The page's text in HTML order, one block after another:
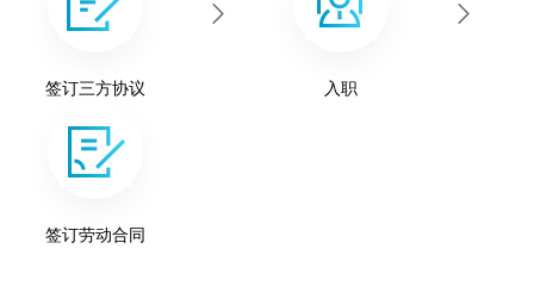
签订三方协议 入职
签订劳动合同